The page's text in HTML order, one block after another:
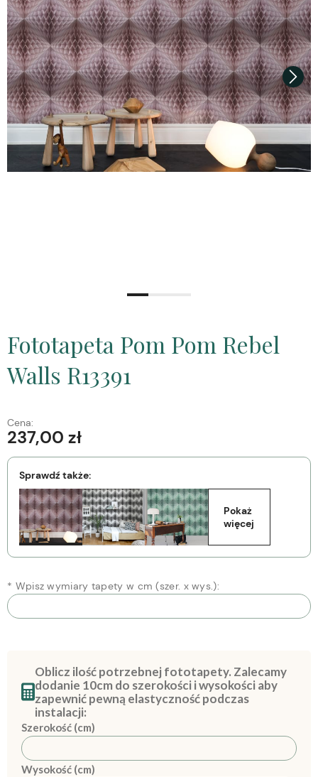
Fototapeta Pom Pom Rebel
Walls R13391
Cena:
237,00 zł
Sprawdź także:
Pokaż
więcej
* Wpisz wymiary tapety w cm (szer. x wys.):
Oblicz ilość potrzebnej fototapety. Zalecamy
dodanie 10cm do szerokości i wysokości aby
zapewnić pewną elastyczność podczas
instalacji:
Szerokość (cm)
Wysokość (cm)